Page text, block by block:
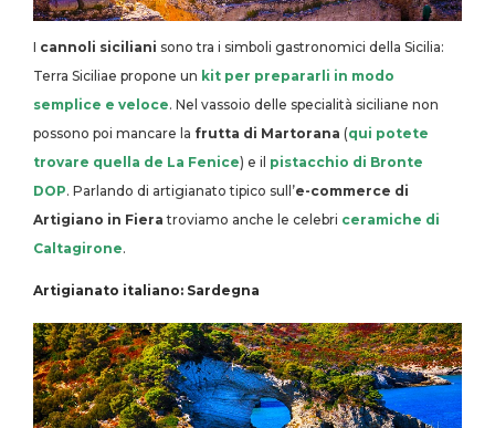
I cannoli siciliani sono tra i simboli gastronomici della Sicilia:
Terra Siciliae propone un kit per prepararli in modo
semplice e veloce. Nel vassoio delle specialità siciliane non
possono poi mancare la frutta di Martorana (qui potete
trovare quella de La Fenice) e il pistacchio di Bronte
DOP. Parlando di artigianato tipico sull’e-commerce di
Artigiano in Fiera troviamo anche le celebri ceramiche di
Caltagirone.
Artigianato italiano: Sardegna